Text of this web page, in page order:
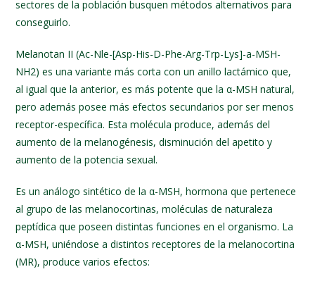
sectores de la población busquen métodos alternativos para
conseguirlo.
Melanotan II (Ac-Nle-[Asp-His-D-Phe-Arg-Trp-Lys]-a-MSH-
NH2) es una variante más corta con un anillo lactámico que,
al igual que la anterior, es más potente que la α-MSH natural,
pero además posee más efectos secundarios por ser menos
receptor-específica. Esta molécula produce, además del
aumento de la melanogénesis, disminución del apetito y
aumento de la potencia sexual.
Es un análogo sintético de la α-MSH, hormona que pertenece
al grupo de las melanocortinas, moléculas de naturaleza
peptídica que poseen distintas funciones en el organismo. La
α-MSH, uniéndose a distintos receptores de la melanocortina
(MR), produce varios efectos: